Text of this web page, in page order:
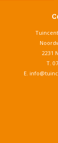
2231
T.
E.